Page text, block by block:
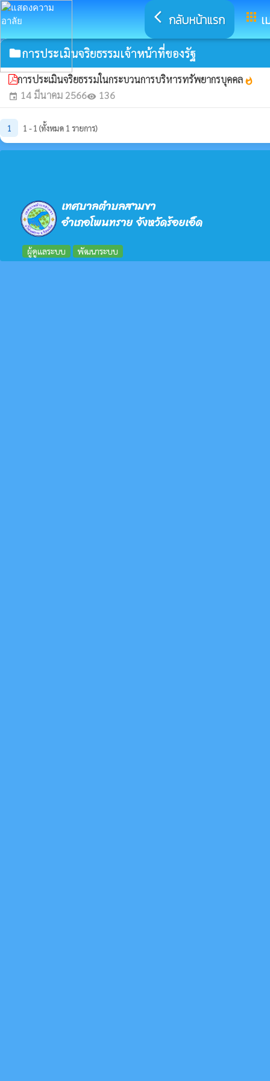
arrow_back_ios กลับหน้าแรก apps
folderการประเมินจริยธรรมเจ้าหน้าที่ของรัฐ
การประเมินจริยธรรมในกระบวนการบริหารทรัพยากรบุคคล whatshot
event 14 มีนาคม 2566visibility 136
1 1 - 1 (ทั้งหมด 1 รายการ)
เทศบาลตำบลสามขา
อำเภอโพนทราย จังหวัดร้อยเอ็ด
ผู้ดูแลระบบ พัฒนาระบบ